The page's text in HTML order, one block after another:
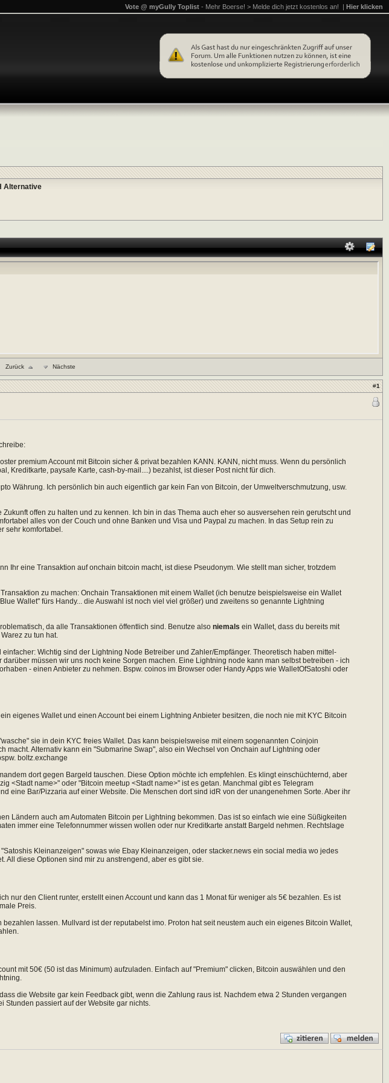
Vote @ myGully Toplist - Mehr Boerse! > Melde dich jetzt kostenlos an! | Hier klicken
Alternative
Zurück Nächste
#1
premium Account mit Bitcoin sicher & privat bezahlen KANN. KANN, nicht muss. Wenn du persönlich
Kreditkarte, paysafe Karte, cash-by-mail....) bezahlst, ist dieser Post nicht für dich.
Währung. Ich persönlich bin auch eigentlich gar kein Fan von Bitcoin, der Umweltverschmutzung, usw.
offen zu halten und zu kennen. Ich bin in das Thema auch eher so ausversehen rein gerutscht und
alles von der Couch und ohne Banken und Visa und Paypal zu machen. In das Setup rein zu
sehr komfortabel.
Ihr eine Transaktion auf onchain bitcoin macht, ist diese Pseudonym. Wie stellt man sicher, trotzdem
zu machen: Onchain Transaktionen mit einem Wallet (ich benutze beispielsweise ein Wallet
Wallet" fürs Handy... die Auswahl ist noch viel viel größer) und zweitens so genannte Lightning
da alle Transaktionen öffentlich sind. Benutze also niemals ein Wallet, dass du bereits mit
zu tun hat.
Wichtig sind der Lightning Node Betreiber und Zahler/Empfänger. Theoretisch haben mittel-
müssen wir uns noch keine Sorgen machen. Eine Lightning node kann man selbst betreiben - ich
- einen Anbieter zu nehmen. Bspw. coinos im Browser oder Handy Apps wie WalletOfSatoshi oder
eigenes Wallet und einen Account bei einem Lightning Anbieter besitzen, die noch nie mit KYC Bitcoin
sie in dein KYC freies Wallet. Das kann beispielsweise mit einem sogenannten Coinjoin
macht. Alternativ kann ein "Submarine Swap", also ein Wechsel von Onchain auf Lightning oder
boltz.exchange
dort gegen Bargeld tauschen. Diese Option möchte ich empfehlen. Es klingt einschüchternd, aber
<Stadt name>" oder "Bitcoin meetup <Stadt name>" ist es getan. Manchmal gibt es Telegram
eine Bar/Pizzaria auf einer Website. Die Menschen dort sind idR von der unangenehmen Sorte. Aber ihr
Ländern auch am Automaten Bitcoin per Lightning bekommen. Das ist so einfach wie eine Süßigkeiten
immer eine Telefonnummer wissen wollen oder nur Kreditkarte anstatt Bargeld nehmen. Rechtslage
Kleinanzeigen" sowas wie Ebay Kleinanzeigen, oder stacker.news ein social media wo jedes
All diese Optionen sind mir zu anstrengend, aber es gibt sie.
nur den Client runter, erstellt einen Account und kann das 1 Monat für weniger als 5€ bezahlen. Es ist
Preis.
lassen. Mullvard ist der reputabelst imo. Proton hat seit neustem auch ein eigenes Bitcoin Wallet,
mit 50€ (50 ist das Minimum) aufzuladen. Einfach auf "Premium" clicken, Bitcoin auswählen und den
die Website gar kein Feedback gibt, wenn die Zahlung raus ist. Nachdem etwa 2 Stunden vergangen
Stunden passiert auf der Website gar nichts.